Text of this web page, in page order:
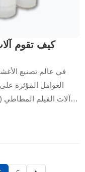
كيف تقوم
في عالم تصنيع
العوامل المؤثرة
آلات الفيلم المطاطي
الطبقات) تحقيق
الميكانيكية. تتعمق هذه